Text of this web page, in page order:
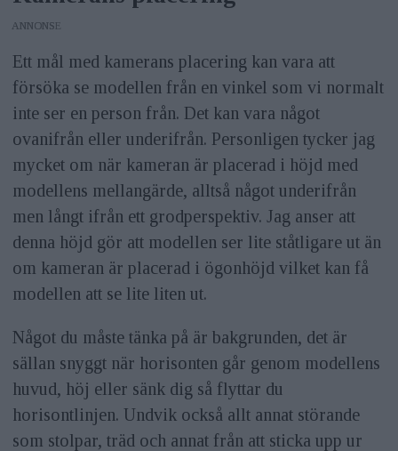
ANNONS
Ett mål med kamerans placering kan vara att
försöka se modellen från en vinkel som vi normalt
inte ser en person från. Det kan vara något
ovanifrån eller underifrån. Personligen tycker jag
mycket om när kameran är placerad i höjd med
modellens mellangärde, alltså något underifrån
men långt ifrån ett grodperspektiv. Jag anser att
denna höjd gör att modellen ser lite ståtligare ut än
om kameran är placerad i ögonhöjd vilket kan få
modellen att se lite liten ut.
Något du måste tänka på är bakgrunden, det är
sällan snyggt när horisonten går genom modellens
huvud, höj eller sänk dig så flyttar du
horisontlinjen. Undvik också allt annat störande
som stolpar, träd och annat från att sticka upp ur